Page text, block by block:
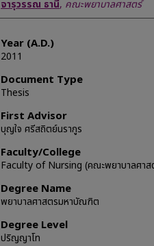
จารุวรรณ ธานี, คณะพยาบาลศาสตร์
Year (A.D.)
2011
Document Type
Thesis
First Advisor
บุญใจ ศรีสถิตย์นรากูร
Faculty/College
Faculty of Nursing (คณะพยาบาลศาส
Degree Name
พยาบาลศาสตรมหาบัณฑิต
Degree Level
ปริญญาโท